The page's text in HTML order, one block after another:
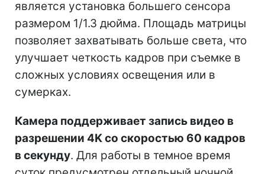
является установка большего сенсора
размером 1/1.3 дюйма. Площадь матрицы
позволяет захватывать больше света, что
улучшает четкость кадров при съемке в
сложных условиях освещения или в
сумерках.
Камера поддерживает запись видео в
разрешении 4K со скоростью 60 кадров
в секунду. Для работы в темное время